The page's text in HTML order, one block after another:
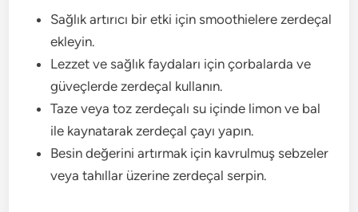
Sağlık artırıcı bir etki için smoothielere zerdeçal
ekleyin.
Lezzet ve sağlık faydaları için çorbalarda ve
güveçlerde zerdeçal kullanın.
Taze veya toz zerdeçalı su içinde limon ve bal
ile kaynatarak zerdeçal çayı yapın.
Besin değerini artırmak için kavrulmuş sebzeler
veya tahıllar üzerine zerdeçal serpin.